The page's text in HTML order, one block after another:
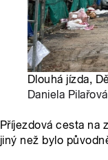
Dlouhá jízda,
Daniela Pilařová
Příjezdová cesta na
jiný než bylo